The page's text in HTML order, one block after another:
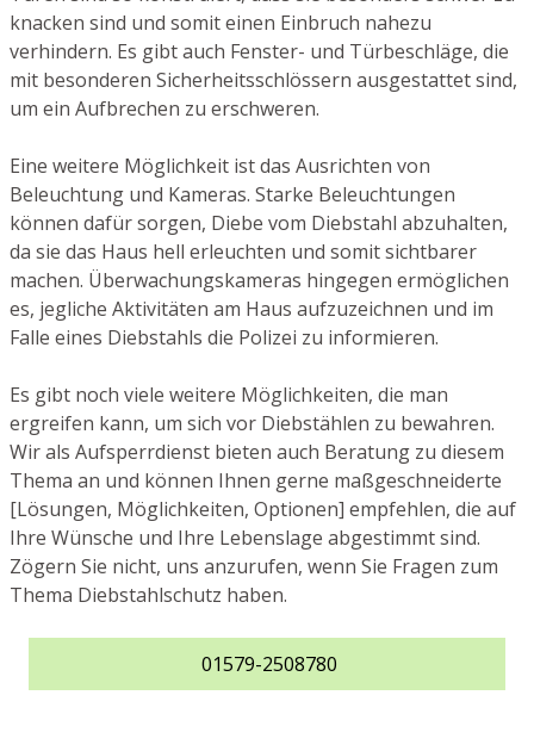
knacken sind und somit einen Einbruch nahezu
verhindern. Es gibt auch Fenster- und Türbeschläge, die
mit besonderen Sicherheitsschlössern ausgestattet sind,
um ein Aufbrechen zu erschweren.
Eine weitere Möglichkeit ist das Ausrichten von
Beleuchtung und Kameras. Starke Beleuchtungen
können dafür sorgen, Diebe vom Diebstahl abzuhalten,
da sie das Haus hell erleuchten und somit sichtbarer
machen. Überwachungskameras hingegen ermöglichen
es, jegliche Aktivitäten am Haus aufzuzeichnen und im
Falle eines Diebstahls die Polizei zu informieren.
Es gibt noch viele weitere Möglichkeiten, die man
ergreifen kann, um sich vor Diebstählen zu bewahren.
Wir als Aufsperrdienst bieten auch Beratung zu diesem
Thema an und können Ihnen gerne maßgeschneiderte
[Lösungen, Möglichkeiten, Optionen] empfehlen, die auf
Ihre Wünsche und Ihre Lebenslage abgestimmt sind.
Zögern Sie nicht, uns anzurufen, wenn Sie Fragen zum
Thema Diebstahlschutz haben.
01579-2508780